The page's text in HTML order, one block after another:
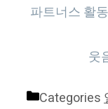
파트너스 활
웃
Categories